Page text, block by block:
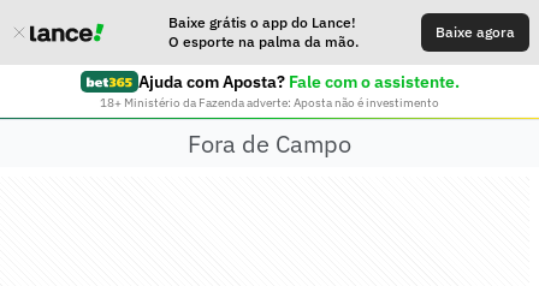
Baixe grátis o app do Lance!
O esporte na palma da mão.
Baixe agora
Ajuda com Aposta? Fale com o assistente.
18+ Ministério da Fazenda adverte: Aposta não é investimento
Fora de Campo